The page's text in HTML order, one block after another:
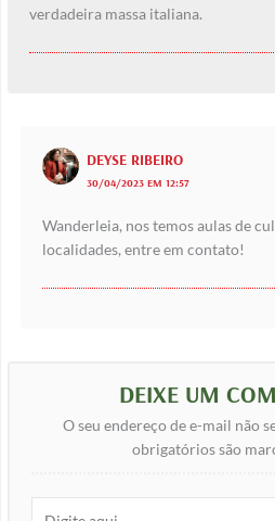
verdadeira massa italiana.
DEYSE RIBEIRO
30/04/2023 EM 12:57
Wanderleia, nos temos aulas de
localidades, entre em contato!
DEIXE UM
O seu endereço de e-mail não
obrigatórios são